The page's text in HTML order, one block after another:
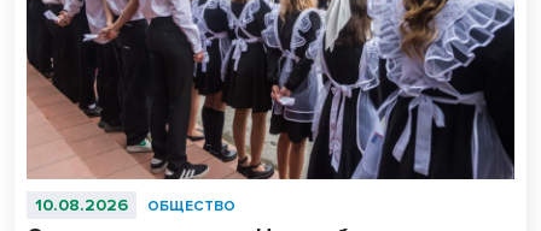
10.08.2026 ОБЩЕСТВО